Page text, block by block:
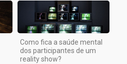
Como fica a saúde mental
dos participantes de um
reality show?